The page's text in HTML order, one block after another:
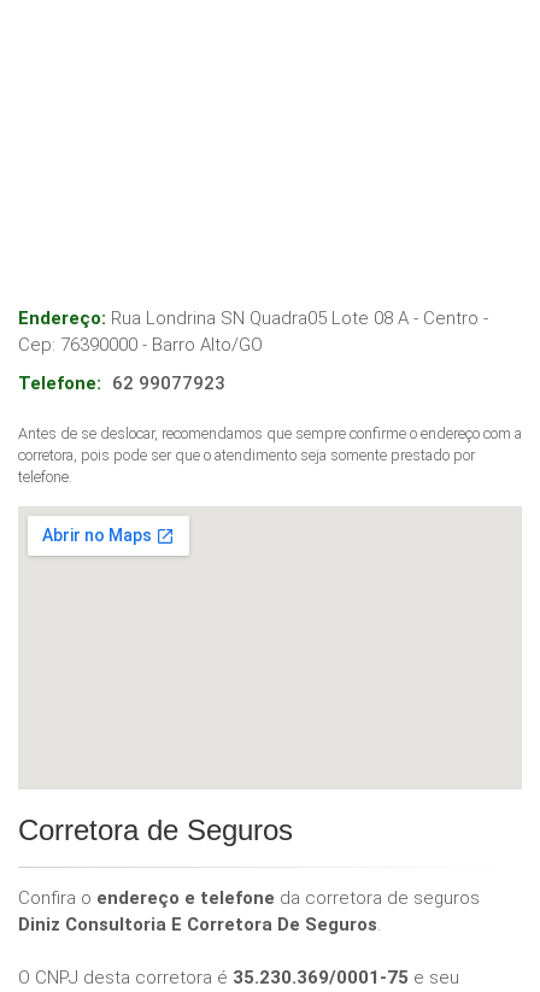
Endereço: Rua Londrina SN Quadra05 Lote 08 A - Centro -
Cep: 76390000 - Barro Alto/GO
Telefone:
62 99077923
Antes de se deslocar, recomendamos que sempre confirme o endereço com a
corretora, pois pode ser que o atendimento seja somente prestado por
telefone.
Corretora de Seguros
Confira o endereço e telefone da corretora de seguros
Diniz Consultoria E Corretora De Seguros.
O CNPJ desta corretora é 35.230.369/0001-75 e seu